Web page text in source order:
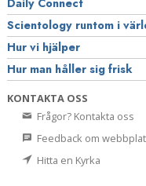
Scientology runtom i
Hur vi hjälper
Hur man håller sig frisk
KONTAKTA OSS
Frågor? Kontakta oss
Feedback om
Hitta en Kyrka